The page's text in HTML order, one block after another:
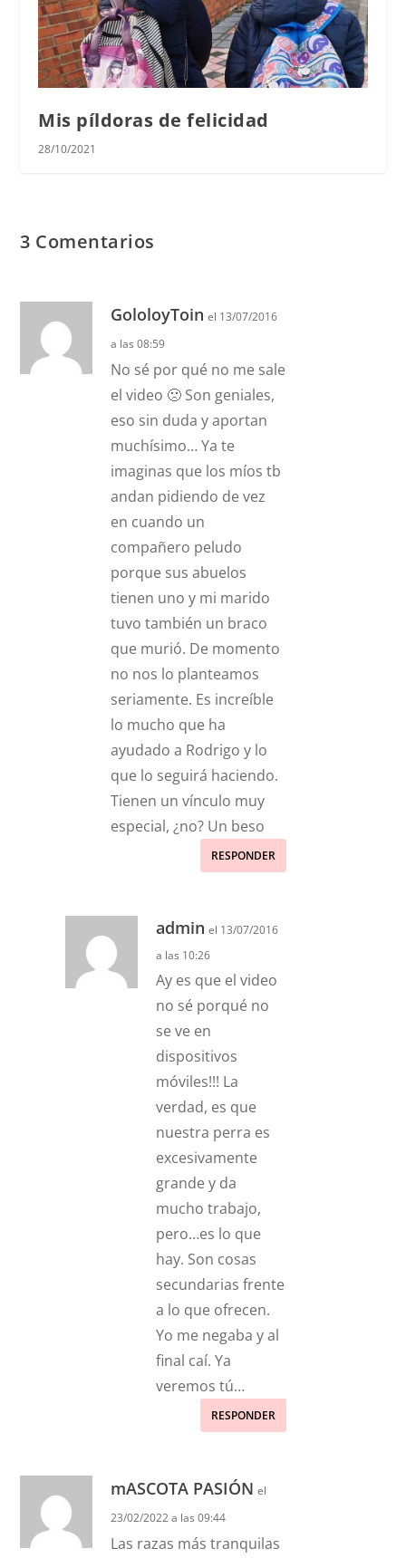
Mis píldoras de felicidad
28/10/2021
3 Comentarios
GololoyToin el 13/07/2016
a las 08:59
No sé por qué no me sale
el video 🙁 Son geniales,
eso sin duda y aportan
muchísimo… Ya te
imaginas que los míos tb
andan pidiendo de vez
en cuando un
compañero peludo
porque sus abuelos
tienen uno y mi marido
tuvo también un braco
que murió. De momento
no nos lo planteamos
seriamente. Es increíble
lo mucho que ha
ayudado a Rodrigo y lo
que lo seguirá haciendo.
Tienen un vínculo muy
especial, ¿no? Un beso
RESPONDER
admin el 13/07/2016
a las 10:26
Ay es que el video
no sé porqué no
se ve en
dispositivos
móviles!!! La
verdad, es que
nuestra perra es
excesivamente
grande y da
mucho trabajo,
pero…es lo que
hay. Son cosas
secundarias frente
a lo que ofrecen.
Yo me negaba y al
final caí. Ya
veremos tú…
RESPONDER
mASCOTA PASIÓN el
23/02/2022 a las 09:44
Las razas más tranquilas